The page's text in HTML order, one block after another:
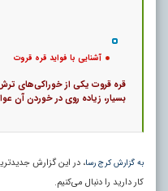
آشنایی با فواید قره قروت
قره قروت یکی از خوراکی‌های
بسیار، زیاده روی در خوردن آن
به گزارش کرج رسا، در این گزارش
کار دارید را دنبال می‌کنیم.